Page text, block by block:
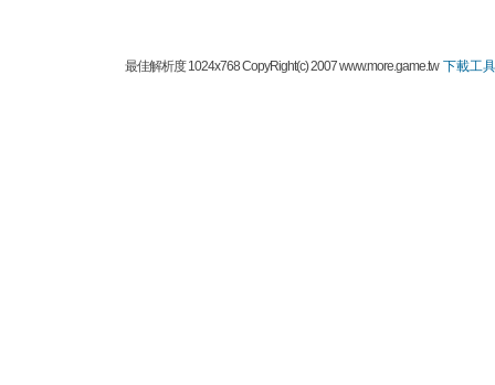
最佳解析度 1024x768 CopyRight(c) 2007 www.more.game.tw下載工